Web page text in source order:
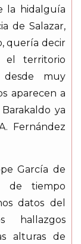
la hidalguía
de Salazar,
quería decir
el territorio
desde muy
aparecen a
ya
Fernández
García de
de tiempo
datos del
hallazgos
alturas de